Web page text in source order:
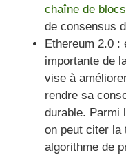
chaîne de blocs
de consensus
Ethereum 2.0 :
importante de
vise à
rendre sa
durable. Parmi
on peut citer la
algorithme de